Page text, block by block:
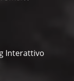
Interattivo